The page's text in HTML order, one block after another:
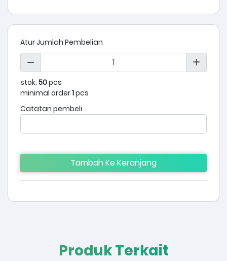
Atur Jumlah Pembelian
stok: 50pcs
minimal order1pcs
Catatan pembeli
Tambah Ke Keranjang
Produk Terkait